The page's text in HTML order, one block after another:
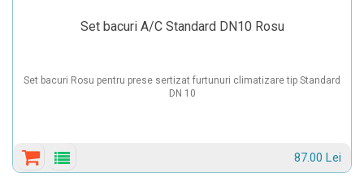
Set bacuri A/C Standard DN10 Rosu
Set bacuri Rosu pentru prese sertizat furtunuri climatizare tip Standard
DN 10
87.00 Lei